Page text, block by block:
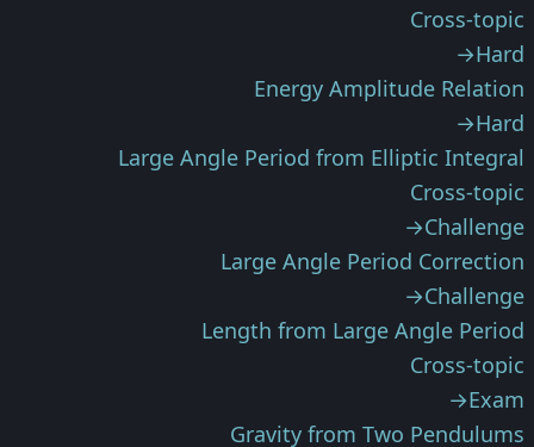
Cross-topic
Hard
→
Energy Amplitude Relation
Hard
→
Large Angle Period from Elliptic Integral
Cross-topic
Challenge
→
Large Angle Period Correction
Challenge
→
Length from Large Angle Period
Cross-topic
Exam
→
Gravity from Two Pendulums